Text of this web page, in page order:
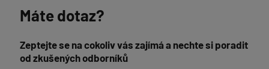
Máte dotaz?
Zeptejte se na cokoliv vás zajímá a nechte si poradit
od zkušených odborníků